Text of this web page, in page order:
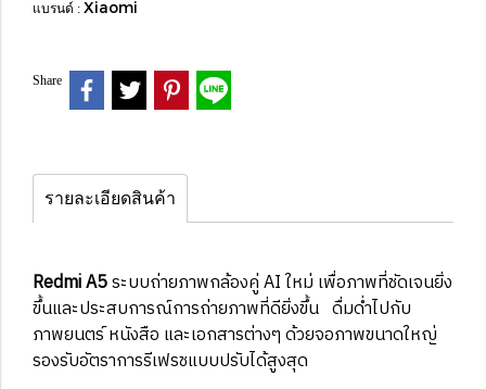
แบรนด์ : Xiaomi
Share
รายละเอียดสินค้า
Redmi A5ระบบถ่ายภาพกล้องคู่ AI ใหม่ เพื่อภาพที่ชัดเจนยิ่ง
ขึ้นและประสบการณ์การถ่ายภาพที่ดียิ่งขึ้น ดื่มด่ำไปกับ
ภาพยนตร์ หนังสือ และเอกสารต่างๆ ด้วยจอภาพขนาดใหญ่
รองรับอัตราการรีเฟรชแบบปรับได้สูงสุด